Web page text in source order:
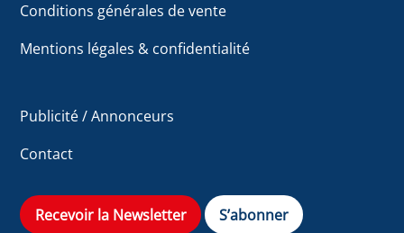
Conditions générales de vente
Mentions légales & confidentialité
Publicité / Annonceurs
Contact
Recevoir la Newsletter S’abonner